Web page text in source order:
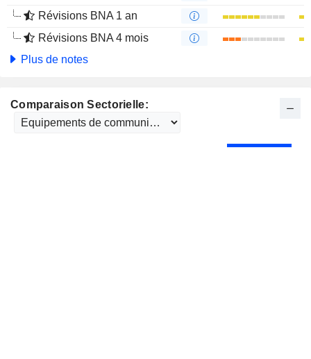
Révisions BNA 1 an
Révisions BNA 4 mois
Plus de notes
Comparaison Sectorielle: